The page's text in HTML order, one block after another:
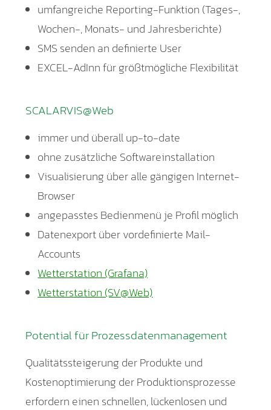
umfangreiche Reporting-Funktion (Tages-,
Wochen-, Monats- und Jahresberichte)
SMS senden an definierte User
EXCEL-AdInn für größtmögliche Flexibilität
SCALARVIS@Web
immer und überall up-to-date
ohne zusätzliche Softwareinstallation
Visualisierung über alle gängigen Internet-
Browser
angepasstes Bedienmenü je Profil möglich
Datenexport über vordefinierte Mail-
Accounts
Wetterstation (Grafana)
Wetterstation (SV@Web)
Potential für Prozessdatenmanagement
Qualitätssteigerung der Produkte und
Kostenoptimierung der Produktionsprozesse
erfordern einen schnellen, lückenlosen und